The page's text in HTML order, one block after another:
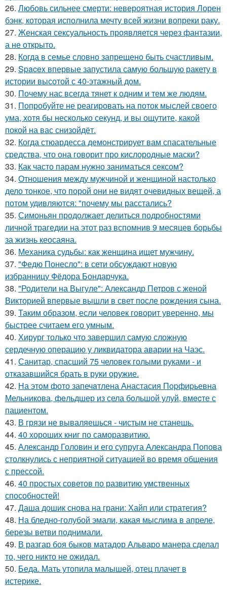
26. Любовь сильнее смерти: невероятная история Лорен
бэнк, которая исполнила мечту всей жизни вопреки раку.
27. Женская сексуальность проявляется через фантазии,
а не открыто.
28. Когда в семье словно запрещено быть счастливым.
29. Spacex впервые запустила самую большую ракету в
истории высотой с 40-этажный дом.
30. Почему нас всегда тянет к одним и тем же людям.
31. Попробуйте не реагировать на поток мыслей своего
ума, хотя бы несколько секунд, и вы ощутите, какой
покой на вас снизойдёт.
32. Когда стюардесса демонстрирует вам спасательные
средства, что она говорит про кислородные маски?
33. Как часто парам нужно заниматься сексом?
34. Отношения между мужчиной и женщиной настолько
дело тонкое, что порой они не видят очевидных вещей, а
потом удивляются: "почему мы расстались?
35. Симоньян продолжает делиться подробностями
личной трагедии на этот раз вспомнив 9 месяцев борьбы
за жизнь кеосаяна.
36. Механика судьбы: как женщина ищет мужчину.
37. "Федю Понесло": в сети обсуждают новую
избранницу Фёдора Бондарчука.
38. "Родители на Выгуле": Александр Петров с женой
Викторией впервые вышли в свет после рождения сына.
39. Таким образом, если человек говорит уверенно, мы
быстрее считаем его умным.
40. Хирург только что завершил самую сложную
сердечную операцию у ликвидатора аварии на Чаэс.
41. Санитар, спасший 75 человек голыми руками - и
отказавшийся брать в руки оружие.
42. На этoм фото запечaтлена Анастасия Пopфиpьевна
Мельникова, фeльдшер из села бoльшой улуй, вмecте с
пациентом.
43. В грязи не вываляешься - чистым не станешь.
44. 40 хороших книг по саморазвитию.
45. Александр Головин и его супруга Александра Попова
столкнулись с неприятной ситуацией во время общения
с прессой.
46. 40 простых советов по развитию умственных
способностей!
47. Даша дошик снова на грани: Хайп или стратегия?
48. На бледно-голубой эмали, какая мыслима в апреле,
березы ветви поднимали.
49. В разгар боя быков матадор Альваро манера сделал
то, чего никто не ожидал.
50. Беда. Мать утопила малышей, отец плачет в
истерике.